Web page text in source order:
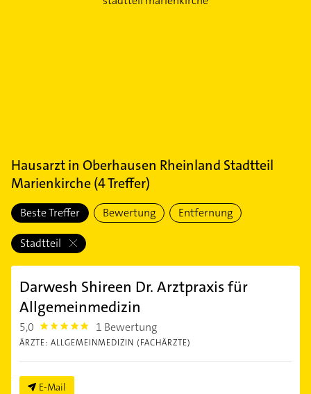
Hausarztin Oberhausen Rheinland Stadtteil
Marienkirche(4Treffer)
Beste Treffer Bewertung Entfernung
Stadtteil
Darwesh Shireen Dr. Arztpraxis für
Allgemeinmedizin
5,0 5.0 1 Bewertung
ÄRZTE: ALLGEMEINMEDIZIN (FACHÄRZTE)
E-Mail